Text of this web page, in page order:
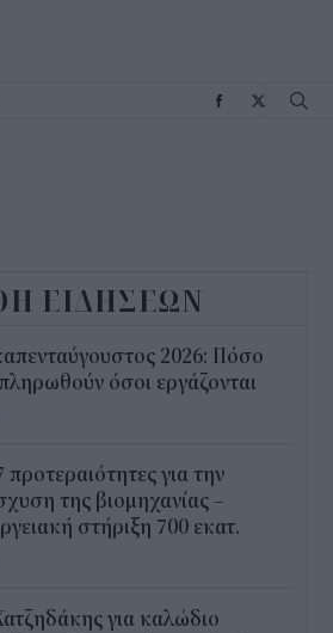
ΕΙΔΗΣΕΩΝ
2026: Πόσο
όσοι εργάζονται
προτεραιότητες για την
της βιομηχανίας –
στήριξη 700 εκατ.
για καλώδιο